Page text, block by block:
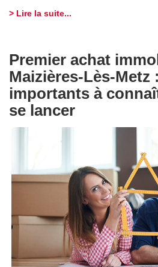
> Lire la suite...
Premier achat
Maizières-Lès-
importants à
se lancer